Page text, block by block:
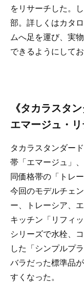
をリサーチした。
部。詳しくはカタ
ムへ足を運び、実
できるようにしてお
《タカラスタ
エマージュ・
タカラスタンダー
帯「エマージュ」
同価格帯の「トレ
今回のモデルチェ
ー、トレーシア、
キッチン「リフィ
シリーズで水栓、
した「シンプルプ
バラだった標準品
すくなった。